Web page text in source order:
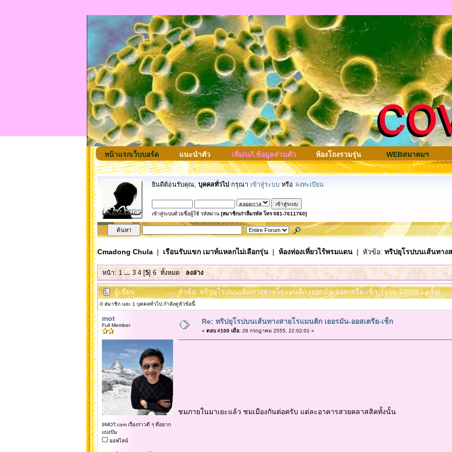
หน้าแรกเว็บบอร์ด แนะนำตัว เพิ่ม/แก้.ข้อมูลส่วนตัว ห้องโถงรวมรุ่น WEBสมาคมฯ
ยินดีต้อนรับคุณ, บุคคลทั่วไป กรุณา เข้าสู่ระบบ หรือ ลงทะเบียน
เข้าสู่ระบบด้วยชื่อผู้ใช้ รหัสผ่าน [สมาชิกเก่าลืมรหัส โทร 081-7611760]
Cmadong Chula| เรือนรับแขก เมาท์แหลกไม่เลือกรุ่น| ห้องท่องเที่ยวไร้พรมแดน| หัวข้อ: ทริปยุโรปบนเส้นทาง
หน้า:1 ... 3 4[5] 6 ทั้งหมด ลงล่าง
ผู้เขียน หัวข้อ: ทริปยุโรปบนเส้นทางสายโรแมนติก เยอรมัน-ออสเตรีย-เช็ก (อ่าน 239951 ครั้ง)
0 สมาชิก และ 1 บุคคลทั่วไป กำลังดูหัวข้อนี้
mot
Full Member
9MOT.com เรื่องราวดี ๆ ที่อยาก
แบ่งปัน
ออฟไลน์
Re: ทริปยุโรปบนเส้นทางสายโรแมนติก เยอรมัน-ออสเตรีย-เช็ก
« ตอบ #100 เมื่อ:28 กรกฎาคม 2555, 22:02:01 »
ชมภายในมาเยะแล้ว ชมเมืองกันต่อครับ แต่ละอาคารสวยคลาสสิคทั้งนั้น